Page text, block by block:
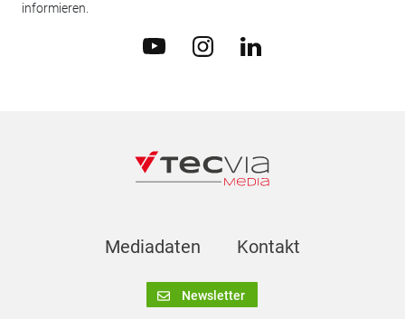
informieren.
Mediadaten Kontakt
Newsletter